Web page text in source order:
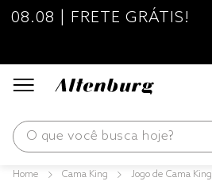
08.08 | FRETE GRÁTIS!
O que você busca hoje?
Cama King Jogo de Cama King